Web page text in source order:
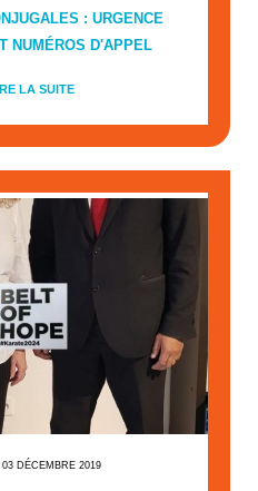
: URGENCE
NUMÉROS D'APPEL
LA SUITE
DÉCEMBRE 2019